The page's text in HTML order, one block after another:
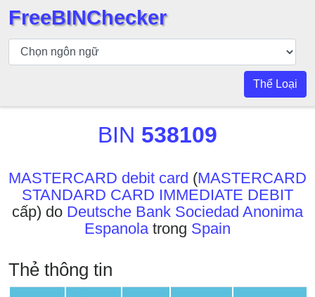
Kiểm
tra
BIN
BIN
API
BIN
FreeBINChecker
Thể Loại
BIN 538109
MASTERCARD debit card (MASTERCARD
STANDARD CARD IMMEDIATE DEBIT
cấp) do Deutsche Bank Sociedad Anonima
Espanolatrong Spain
Thẻ thông tin